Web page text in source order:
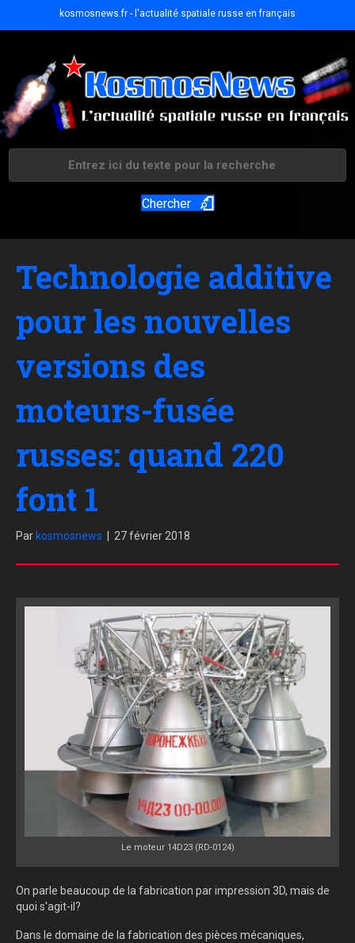
kosmosnews.fr - l'actualité spatiale russe en français
Chercher
Technologie additive
pour les nouvelles
versions des
moteurs-fusée
russes: quand 220
font 1
Par kosmosnews 27 février 2018
Le moteur 14D23 (RD-0124)
On parle beaucoup de la fabrication par impression 3D, mais de
quoi s'agit-il?
Dans le domaine de la fabrication des pièces mécaniques,